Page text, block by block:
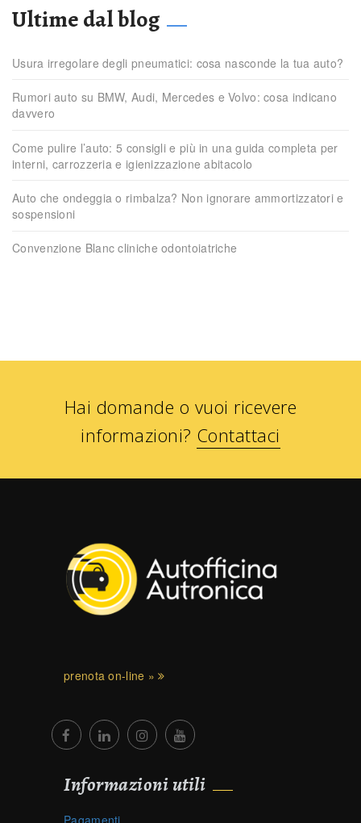
Ultime dal blog
Usura irregolare degli pneumatici: cosa nasconde la tua auto?
Rumori auto su BMW, Audi, Mercedes e Volvo: cosa indicano
davvero
Come pulire l’auto: 5 consigli e più in una guida completa per
interni, carrozzeria e igienizzazione abitacolo
Auto che ondeggia o rimbalza? Non ignorare ammortizzatori e
sospensioni
Convenzione Blanc cliniche odontoiatriche
Hai domande o vuoi ricevere
informazioni? Contattaci
prenota on-line »
Informazioni utili
Pagamenti